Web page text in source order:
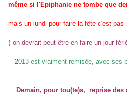
même si l'Epiphanie ne tombe que
mais un lundi pour faire la fête c'est pas
( on devrait peut-être en faire un jour
2013 est vraiment remisée, avec ses
Demain, pour tou(te)s, reprise